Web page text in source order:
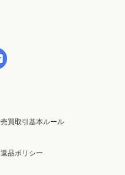
売買取引基本ルール
返品ポリシー